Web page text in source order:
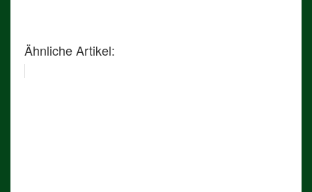
Ähnliche Artikel: